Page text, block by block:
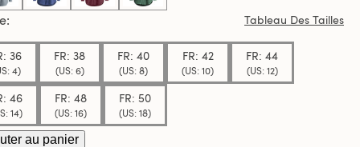
Tableau Des Tailles
36
4)
FR: 38
(US: 6)
FR: 40
(US: 8)
FR: 42
(US: 10)
FR: 44
(US: 12)
46
14)
FR: 48
(US: 16)
FR: 50
(US: 18)
au panier